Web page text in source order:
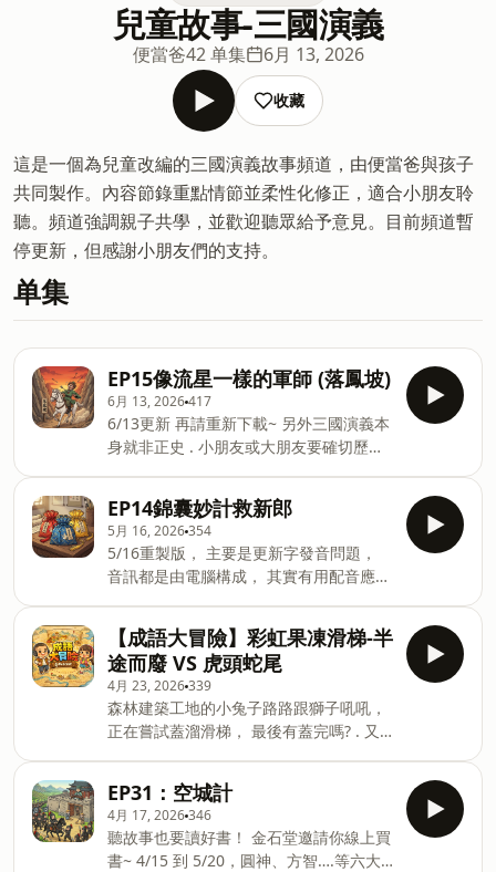
兒童故事-三國演義
便當爸42 单集 6月 13, 2026
收藏
這是一個為兒童改編的三國演義故事頻道，由便當爸與孩子
共同製作。內容節錄重點情節並柔性化修正，適合小朋友聆
聽。頻道強調親子共學，並歡迎聽眾給予意見。目前頻道暫
停更新，但感謝小朋友們的支持。
单集
EP15像流星一樣的軍師 (落鳳坡)
6月 13, 2026417
6/13更新 再請重新下載~ 另外三國演義本
身就非正史 . 小朋友或大朋友要確切歷史
聽就好~ 沒有太花音效狀況下， 讓說書人
成為你睡前白噪音的好夥伴~ . -- Hosting
provided by SoundOn
EP14錦囊妙計救新郎
5月 16, 2026354
5/16重製版， 主要是更新字發音問題，
音訊都是由電腦構成， 其實有用配音應該
常會有單字錯誤的。 基本上會進行更改跟
校對。 請再重新下載~~ . 小朋友要跟爸媽
討論喔 話說其實很多字詞也是慢慢學 像
以前螳臂擋"車"，以前念ㄐㄩ，現在都念
ㄔㄜ了， 這我也沒注意到。 . --------------
----------------------------- 之後可能會不固
定音頻，改成便當哥哥說故事就好， 因為
想了想主軸， 初心還是想做故事聽， 而
不是為了音色去花費80%力氣。 ----------
三國會慢慢校對~ -- Hosting provided
by SoundOn
【成語大冒險】彩虹果凍滑梯-半
途而廢 VS 虎頭蛇尾
4月 23, 2026339
森林建築工地的小兔子路路跟獅子吼吼，
正在嘗試蓋溜滑梯， 最後有蓋完嗎? . 又
半途而廢喔 . 新竹高鐵走路五分鐘~ COCA
咖啡，歡迎各位~
https://maps.app.goo.gl/uygTXgKuRhrSkDeL7
-- Hosting provided by SoundOn
EP31：空城計
4月 17, 2026346
聽故事也要讀好書！ 金石堂邀請你線上買
書~ 4/15 到 5/20，圓神、方智….等六大